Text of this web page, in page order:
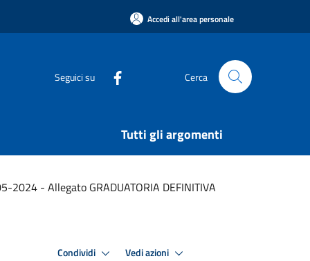
Accedi all'area personale
Seguici su Cerca
Tutti gli argomenti
- Allegato GRADUATORIA DEFINITIVA
Condividi Vedi azioni